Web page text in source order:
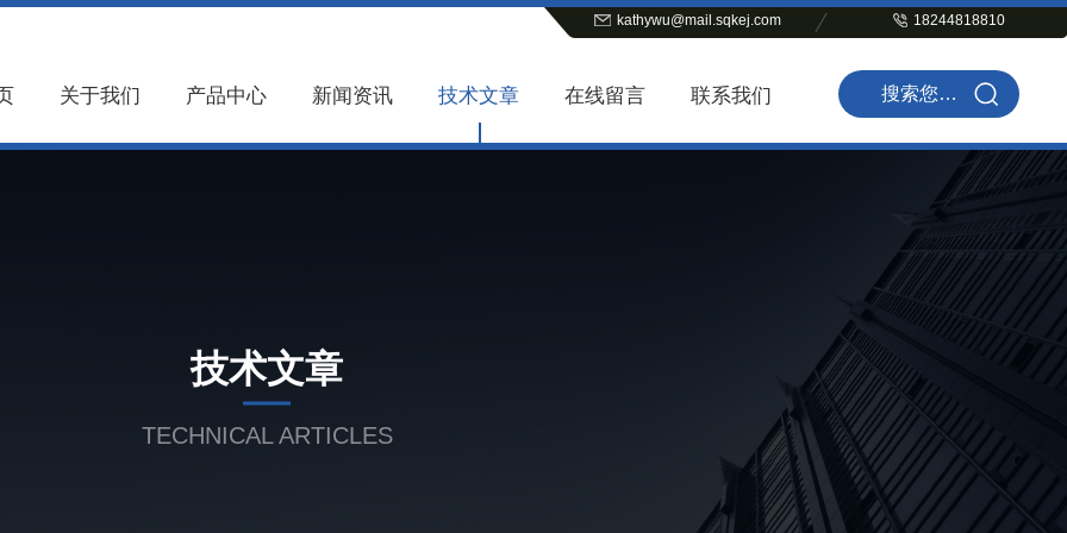
kathywu@mail.sqkej.com 18244818810
关于我们 产品中心 新闻资讯 技术文章 在线留言 联系我们
技术文章
TECHNICAL ARTICLES